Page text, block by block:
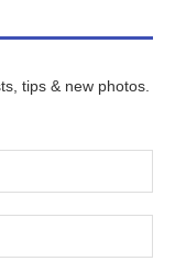
tips & new photos.